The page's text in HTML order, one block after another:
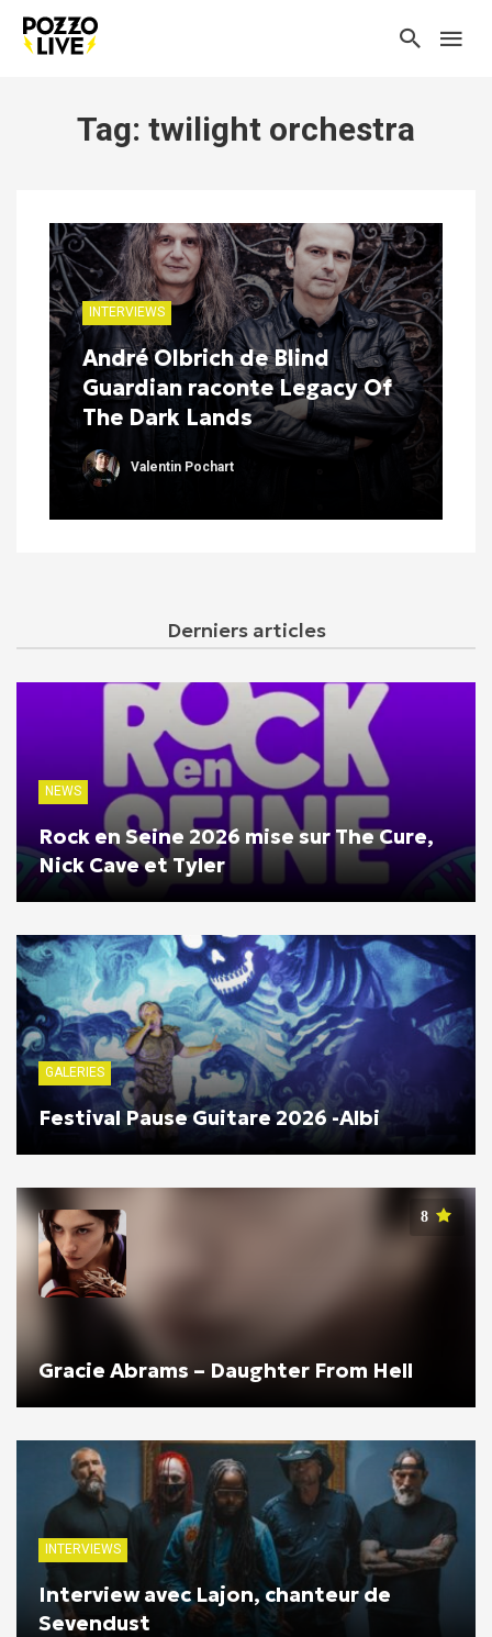
Tag: twilight orchestra
INTERVIEWS
André Olbrich de Blind
Guardian raconte Legacy Of
The Dark Lands
Valentin Pochart
Derniers articles
NEWS
Rock en Seine 2026 mise sur The Cure,
Nick Cave et Tyler
GALERIES
Festival Pause Guitare 2026 -Albi
8
Gracie Abrams – Daughter From Hell
INTERVIEWS
Interview avec Lajon, chanteur de
Sevendust